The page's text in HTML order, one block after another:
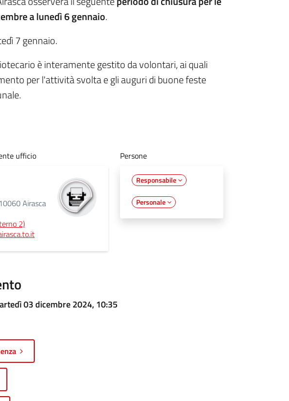
a lunedì 6 gennaio.
7 gennaio.
è interamente gestito da volontari, ai quali
per l'attività svolta e gli auguri di buone feste
ufficio
Airasca
2)
Persone
Responsabile
Personale
03 dicembre 2024, 10:35